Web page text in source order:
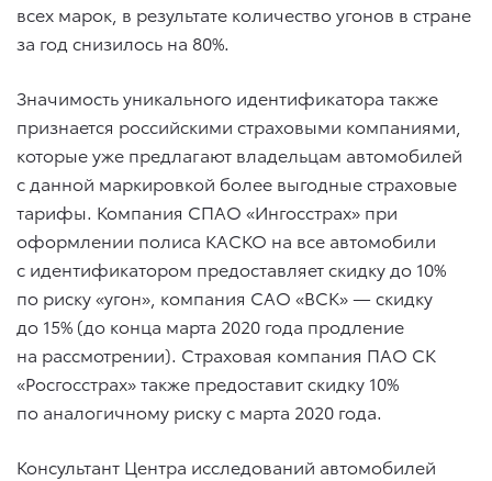
всех марок, в результате количество угонов в стране
за год снизилось на 80%.
Значимость уникального идентификатора также
признается российскими страховыми компаниями,
которые уже предлагают владельцам автомобилей
с данной маркировкой более выгодные страховые
тарифы. Компания СПАО «Ингосстрах» при
оформлении полиса КАСКО на все автомобили
с идентификатором предоставляет скидку до 10%
по риску «угон», компания САО «ВСК» — скидку
до 15% (до конца марта 2020 года продление
на рассмотрении). Страховая компания ПАО СК
«Росгосстрах» также предоставит скидку 10%
по аналогичному риску с марта 2020 года.
Консультант Центра исследований автомобилей